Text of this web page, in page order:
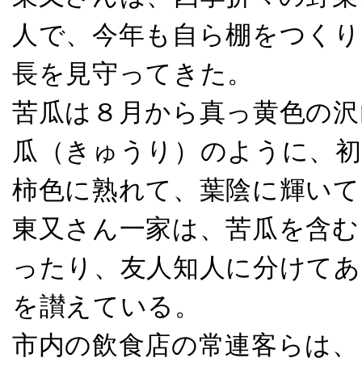
人で、今年も自ら棚をつく
長を見守ってきた。
苦瓜は８月から真っ黄色の
瓜（きゅうり）のように、
柿色に熟れて、葉陰に輝い
東又さん一家は、苦瓜を含
ったり、友人知人に分けて
を讃えている。
市内の飲食店の常連客らは